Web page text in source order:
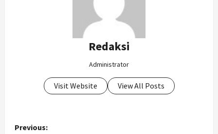
Redaksi
Administrator
Visit Website View All Posts
P
Previous: